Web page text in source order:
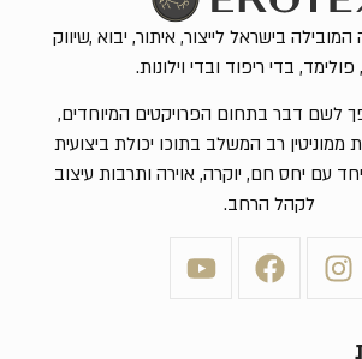
בישראל לייצור, איתור, יבוא ,שיווק
פולימד, בדי ריפוד ובדי וילונות.
לשם דבר בתחום הפרויקטים המיוחדים,
ממוניטין רב המשלב בתוכו יכולת ביצועית
עם יחס חם, יוקרה, אוירה ותרבות עיצוב
לקהל הרחב.